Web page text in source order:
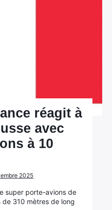
réagit à
avec
à 10
2025
super porte-avions de
de 310 mètres de long